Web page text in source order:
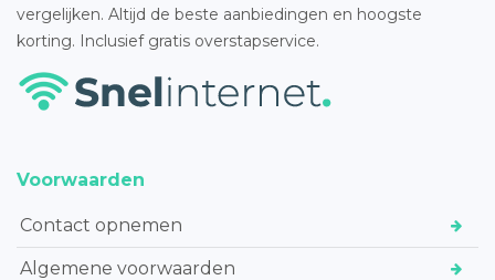
vergelijken. Altijd de beste aanbiedingen en hoogste
korting. Inclusief gratis overstapservice.
Voorwaarden
Contact opnemen
Algemene voorwaarden